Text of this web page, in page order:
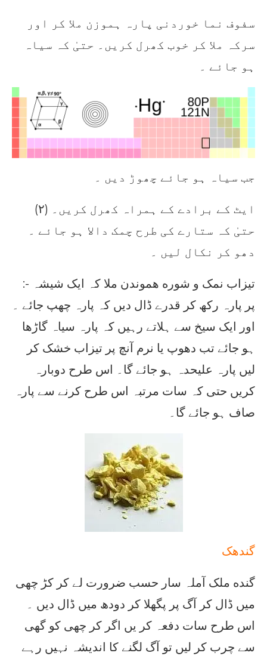
سرکہ ملا کر خوب کھرل کریں۔ حتیٰ کہ سیاہ
ہو جائے ۔
جب سیاہ ہو جائے چھوڑ دیں ۔
(۲) ایٹ کے برادے کے ہمراہ کھرل کریں۔
حتیٰ کہ ستارے کی طرح چمک دالا ہو جائے ۔
دھو کر نکال لیں ۔
:- تیزاب نمک و شوره هموندن ملا کہ ایک شیشہ
پر پارہ رکھ کر قدرے ڈال دیں کہ پارہ چھپ جائے ۔
اور ایک سیخ سے ہلاتے رہیں کہ پارہ سیاہ گاڑھا
ہو جائے تب دھوپ یا نرم آنچ پر تیزاب خشک کر
لیں پارہ علیحدہ ہو جائے گا۔ اس طرح دوبارہ
کریں حتی کہ سات مرتبہ اس طرح کرنے سے پارہ
صاف ہو جائے گا۔
گندھک
میں ڈال کر آگ پر پگھلا کر دودھ میں ڈال دیں ۔
اس طرح سات دفعہ کر یں اگر کر چھی کو گھی
سے چرب کر لیں تو آگ لگنے کا اندیشہ نہیں رہے